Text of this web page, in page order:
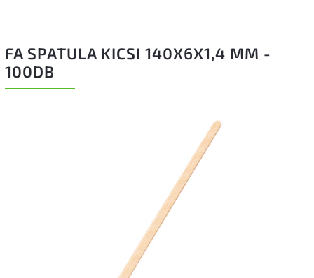
FA SPATULA KICSI 140X6X1,4 MM -
100DB